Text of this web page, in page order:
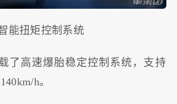
能扭矩控制系统
了高速爆胎稳定控制系统，支持
h。